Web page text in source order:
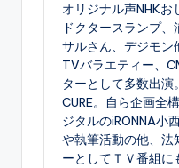
オリジナル声NHKお
ドクタースランプ
サルさん、デジモン
TVバラエティー、
ターとして多数出
CURE。自ら企画全
ジタルのiRONNA小
や執筆活動の他、法
ーとしてＴＶ番組に